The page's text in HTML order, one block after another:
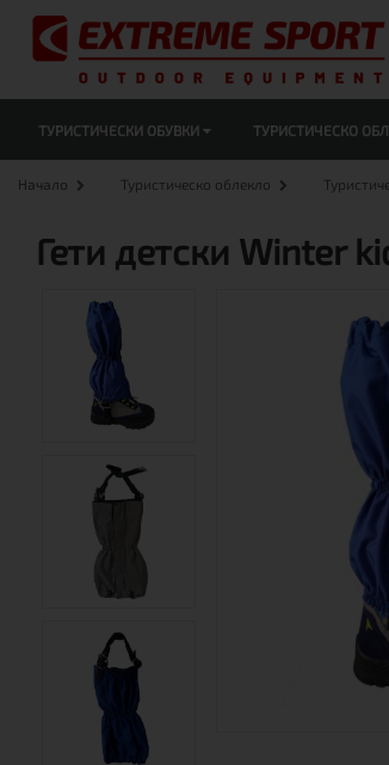
ТУРИСТИЧЕСКИ ОБУВКИ ТУРИСТИЧЕСКО
Начало Туристическо облекло
Гети детски Winter